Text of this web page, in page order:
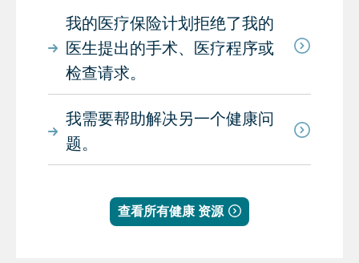
我的医疗保险计划拒绝了我的
医生提出的手术、医疗程序或
检查请求。
我需要帮助解决另一个健康问
题。
查看所有健康 资源